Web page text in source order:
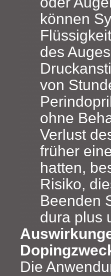
können
des
von
ohne
Verlust
früher
hatten,
Risiko,
Beenden
dura plus
Die